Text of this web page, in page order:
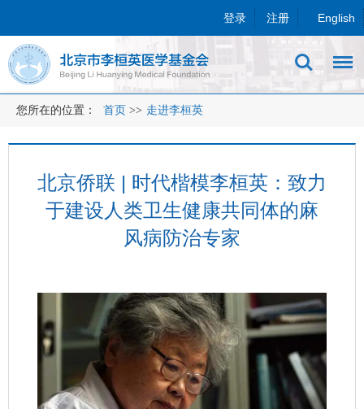
登录 注册 English
您所在的位置： 首页 >> 走进李桓英
北京侨联 | 时代楷模李桓英：致力
于建设人类卫生健康共同体的麻
风病防治专家